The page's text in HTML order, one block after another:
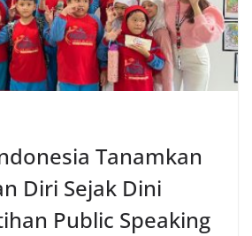
Tanamkan
Diri Sejak Dini
Public Speaking